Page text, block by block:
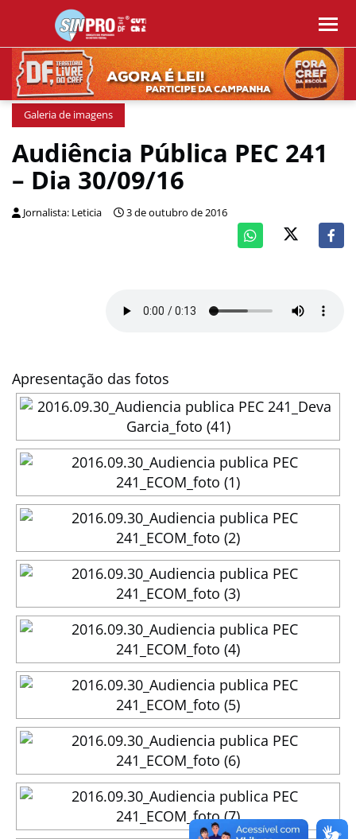
Galeria de imagens
Audiência Pública PEC 241
– Dia 30/09/16
Jornalista: Leticia 3 de outubro de 2016
Apresentação das fotos